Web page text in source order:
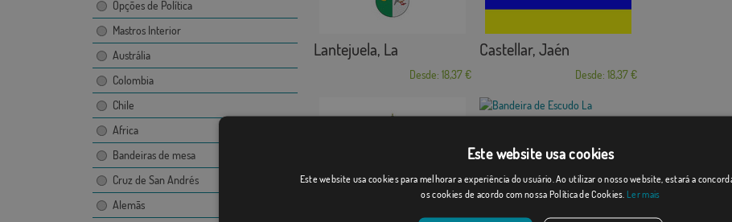
Opções de Política
Mastros Interior
Austrália
Colombia
Chile
Africa
Bandeiras de mesa
Cruz de San Andrés
Alemãs
Lantejuela, La
Desde: 18,37 €
Castellar, Jaén
Desde: 18,37 €
Escudo La Rinconada
Este website usa cookies
Este website usa cookies para melhorar a experiência do usuário. Ao utilizar o nosso website, estará a
os cookies de acordo com nossa Política de Cookies. Ler mais